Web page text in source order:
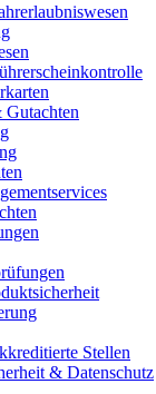
Gutachten
Stellen
& Datenschutz